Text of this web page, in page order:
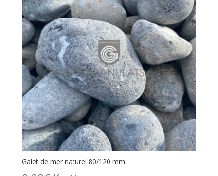
Galet de mer naturel 80/120 mm